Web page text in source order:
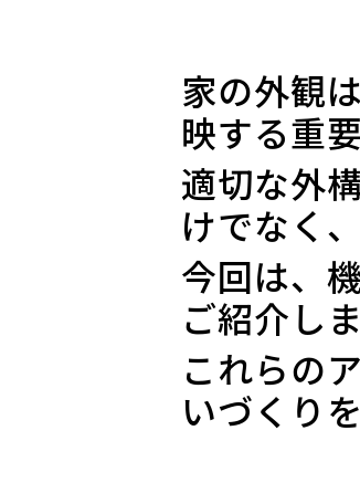
家の外観
映する重
適切な外
けでなく
今回は、
ご紹介しま
これらの
いづくり